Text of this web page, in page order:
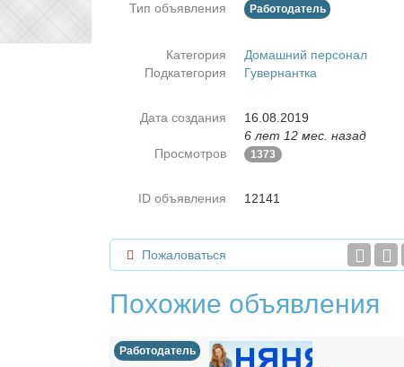
Тип объявления Работодатель
Категория
Домашний персонал
Подкатегория
Гувернантка
Дата создания
16.08.2019
6 лет 12 мес. назад
Просмотров
1373
ID объявления 12141
Пожаловаться
Похожие объявления
Работодатель